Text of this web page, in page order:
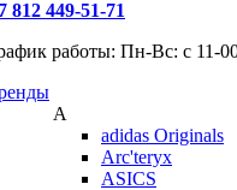
812 449-51-71
работы: Пн-Вс: с 11-
A
adidas Originals
Arc'teryx
ASICS